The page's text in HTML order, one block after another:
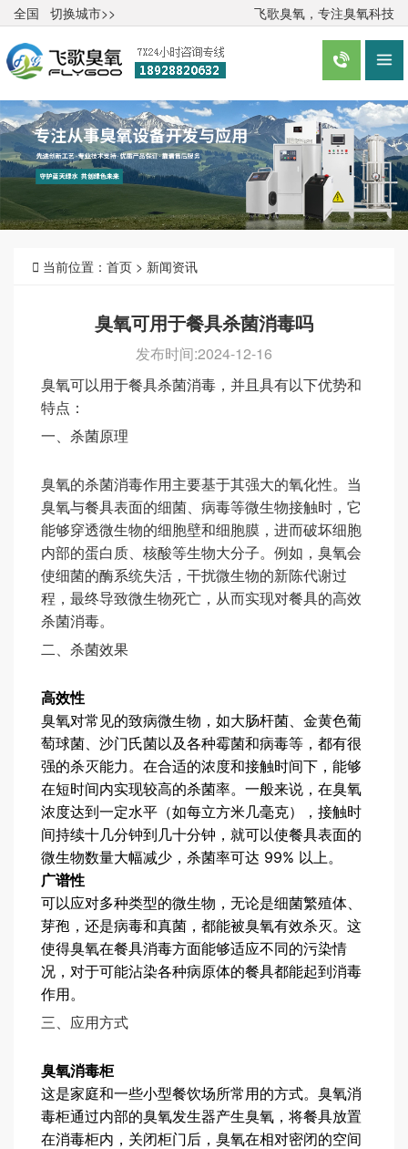
全国 切换城市>> 飞歌臭氧，专注臭氧科技
 
 当前位置： 首页 > 新闻资讯
臭氧可用于餐具杀菌消毒吗
发布时间:2024-12-16
臭氧可以用于餐具杀菌消毒，并且具有以下优势和
特点：
一、杀菌原理
臭氧的杀菌消毒作用主要基于其强大的氧化性。当
臭氧与餐具表面的细菌、病毒等微生物接触时，它
能够穿透微生物的细胞壁和细胞膜，进而破坏细胞
内部的蛋白质、核酸等生物大分子。例如，臭氧会
使细菌的酶系统失活，干扰微生物的新陈代谢过
程，最终导致微生物死亡，从而实现对餐具的高效
杀菌消毒。
二、杀菌效果
高效性
臭氧对常见的致病微生物，如大肠杆菌、金黄色葡
萄球菌、沙门氏菌以及各种霉菌和病毒等，都有很
强的杀灭能力。在合适的浓度和接触时间下，能够
在短时间内实现较高的杀菌率。一般来说，在臭氧
浓度达到一定水平（如每立方米几毫克），接触时
间持续十几分钟到几十分钟，就可以使餐具表面的
微生物数量大幅减少，杀菌率可达 99% 以上。
广谱性
可以应对多种类型的微生物，无论是细菌繁殖体、
芽孢，还是病毒和真菌，都能被臭氧有效杀灭。这
使得臭氧在餐具消毒方面能够适应不同的污染情
况，对于可能沾染各种病原体的餐具都能起到消毒
作用。
三、应用方式
臭氧消毒柜
这是家庭和一些小型餐饮场所常用的方式。臭氧消
毒柜通过内部的臭氧发生器产生臭氧，将餐具放置
在消毒柜内，关闭柜门后，臭氧在相对密闭的空间